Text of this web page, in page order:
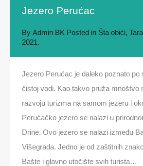
Jezero Perućac
By Admin BK Posted in Šta obići, Tara
2021.
Jezero Perućac je daleko poznato po
čistoj vodi. Kao takvo pruža mnoštvo
razvoju turizma na samom jezeru i
Perućačko jezero se nalazi u
Drine. Ovo jezero se nalazi između
Višegrada. Jedno je od zaštitnih
Bašte i glavno utočište svih turista…